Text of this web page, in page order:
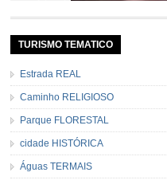
TURISMO TEMATICO
Estrada REAL
Caminho RELIGIOSO
Parque FLORESTAL
cidade HISTÓRICA
Águas TERMAIS